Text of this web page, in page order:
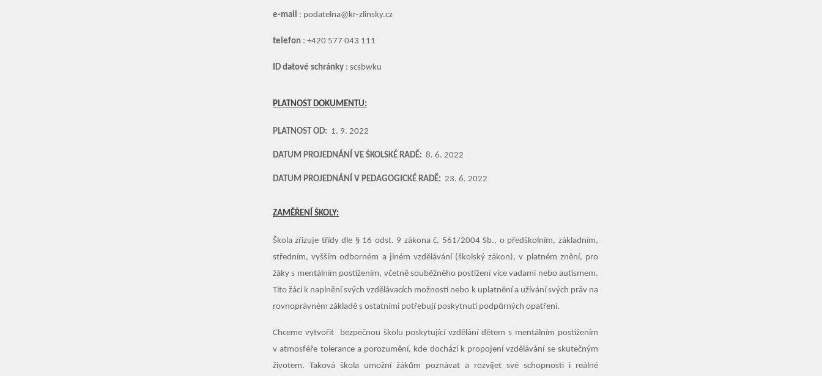
e-mail : podatelna@kr-zlinsky.cz
telefon : +420 577 043 111
ID datové schránky : scsbwku
PLATNOST DOKUMENTU:
PLATNOST OD: 1. 9. 2022
DATUM PROJEDNÁNÍ VE ŠKOLSKÉ RADĚ: 8. 6. 2022
DATUM PROJEDNÁNÍ V PEDAGOGICKÉ RADĚ: 23. 6. 2022
ZAMĚŘENÍ ŠKOLY:
Škola zřizuje třídy dle § 16 odst. 9 zákona č. 561/2004 Sb., o předškolním, základním,
středním, vyšším odborném a jiném vzdělávání (školský zákon), v platném znění, pro
žáky s mentálním postižením, včetně souběžného postižení více vadami nebo autismem.
Tito žáci k naplnění svých vzdělávacích možností nebo k uplatnění a užívání svých práv na
rovnoprávném základě s ostatními potřebují poskytnutí podpůrných opatření.
Chceme vytvořit bezpečnou školu poskytující vzdělání dětem s mentálním postižením
v atmosféře tolerance a porozumění, kde dochází k propojení vzdělávání se skutečným
životem. Taková škola umožní žákům poznávat a rozvíjet své schopnosti i reálné